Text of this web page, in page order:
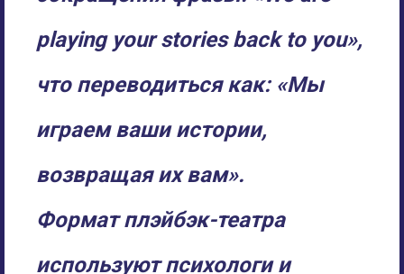
playing your stories back to you»,
что переводиться как: «Мы
играем ваши истории,
возвращая их вам».
Формат плэйбэк-театра
используют психологи и